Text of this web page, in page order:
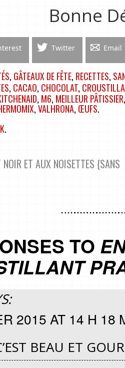
Bonne
Twitter Email
, GÂTEAUX DE FÊTE, RECETTES,
, CACAO, CHOCOLAT,
, M6, MEILLEUR PÂTISSIER
,VALHRONA, ŒUFS.
.
ET AUX NOISETTES {SANS
TO
2015 AT 14 H 18
BEAU ET